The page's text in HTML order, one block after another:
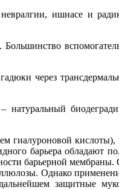
ишиасе и
через
гиалуроновой
барьера обладают
барьерной мембраны.
Однако
защитные